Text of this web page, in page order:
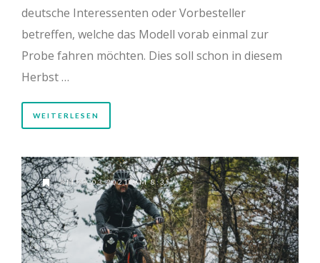
deutsche Interessenten oder Vorbesteller
betreffen, welche das Modell vorab einmal zur
Probe fahren möchten. Dies soll schon in diesem
Herbst …
WEITERLESEN
AM 30.03.2021 UM 8:35